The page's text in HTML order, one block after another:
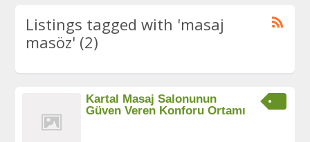
Listings tagged with 'masaj
masöz' (2)
Kartal Masaj Salonunun
Güven Veren Konforu Ortamı